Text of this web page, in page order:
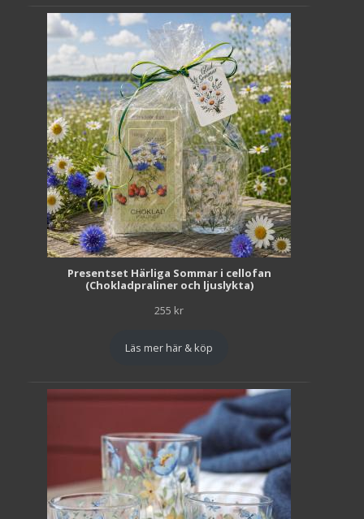
Presentset Härliga Sommar i cellofan
(Chokladpraliner och ljuslykta)
255 kr
Läs mer här & köp